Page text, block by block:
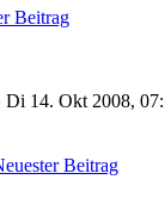
14. Okt 2008,